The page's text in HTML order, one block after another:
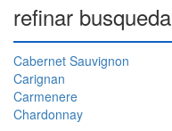
refinar busqueda
Cabernet Sauvignon
Carignan
Carmenere
Chardonnay